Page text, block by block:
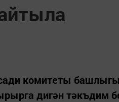
комитеты
дигән тәкъдим